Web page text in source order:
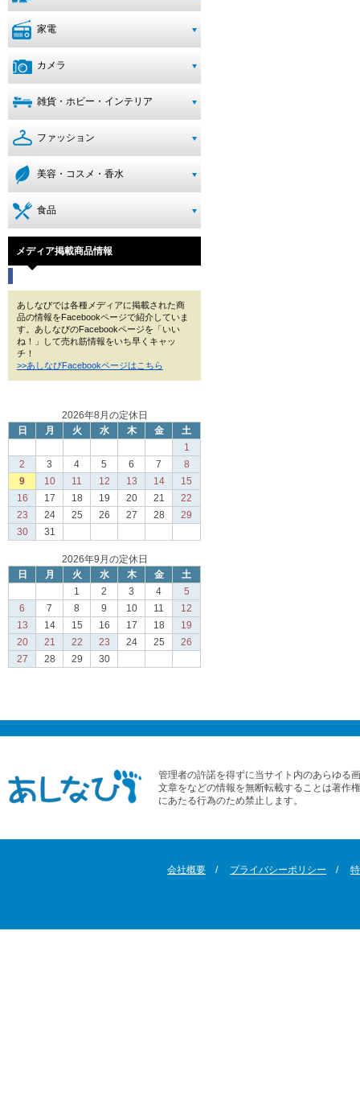
家電
カメラ
雑貨・ホビー・インテリア
ファッション
美容・コスメ・香水
食品
メディア掲載商品情報
あしなびでは各種メディアに掲載された商
品の情報をFacebookページで紹介していま
す。あしなびのFacebookページを「いい
ね！」して売れ筋情報をいち早くキャッ
チ！
>>あしなびFacebookページはこちら
2026年8月の定休日
日
月 火 水 木 金
土
1
2
3 4 5 6 7
8
9
10 11 12 13 14
15
16
17 18 19 20 21
22
23
24 25 26 27 28
29
30
31
2026年9月の定休日
日
月 火 水 木 金
土
1
2 3 4
5
6
7 8 9 10 11
12
13
14 15 16 17 18
19
20
21 22 23 24 25
26
27
28 29 30
管理者の許諾を得ずに当サイト内のあらゆる
文章をなどの情報を無断転載することは著作
にあたる行為のため禁止します。
会社概要 プライバシーポリシー